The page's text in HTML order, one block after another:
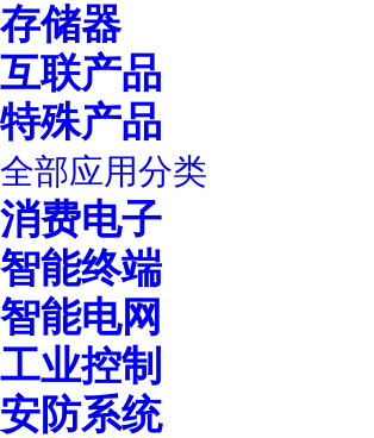
存储器
互联产品
特殊产品
全部应用分类
消费电子
智能终端
智能电网
工业控制
安防系统